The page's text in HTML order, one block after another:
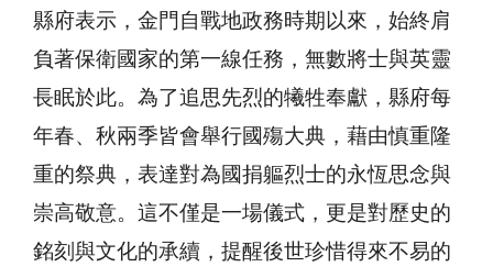
縣府表示，金門自戰地政務時期以來，始終肩
負著保衛國家的第一線任務，無數將士與英靈
長眠於此。為了追思先烈的犧牲奉獻，縣府每
年春、秋兩季皆會舉行國殤大典，藉由慎重隆
重的祭典，表達對為國捐軀烈士的永恆思念與
崇高敬意。這不僅是一場儀式，更是對歷史的
銘刻與文化的承續，提醒後世珍惜得來不易的